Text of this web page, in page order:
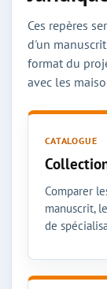
Ces repères
d'un
format du
avec les
CATALOGUE
Comparer
manuscrit,
de